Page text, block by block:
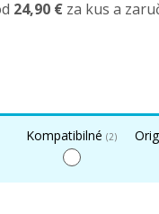
24,90 € za kus a
Kompatibilné (2)